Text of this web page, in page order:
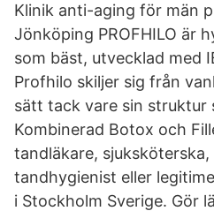
Klinik anti-aging för män
Jönköping PROFHILO är
som bäst, utvecklad med
Profhilo skiljer sig från
sätt tack vare sin struktur
Kombinerad Botox och
tandläkare,
tandhygienist eller
i Stockholm Sverige. Gör